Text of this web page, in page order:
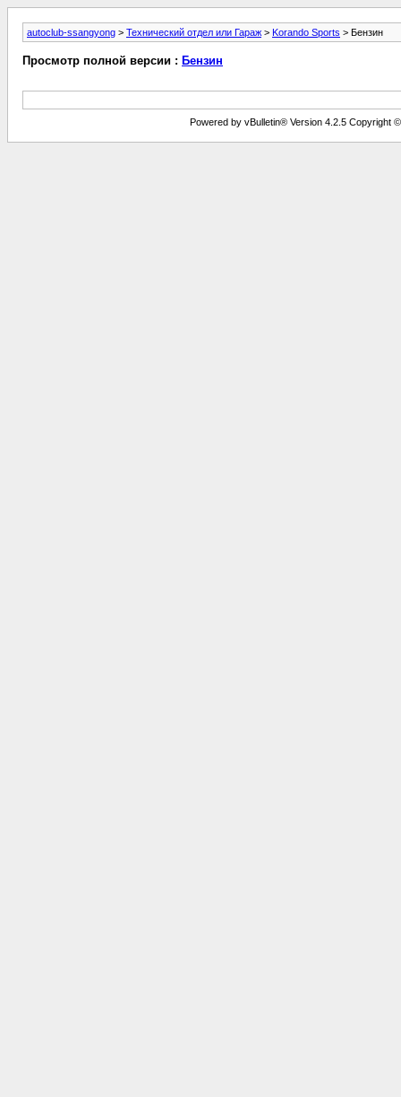
autoclub-ssangyong > Технический отдел или Гараж > Korando Sports > Бензин
Просмотр полной версии : Бензин
Powered by vBulletin® Version 4.2.5 Copyright